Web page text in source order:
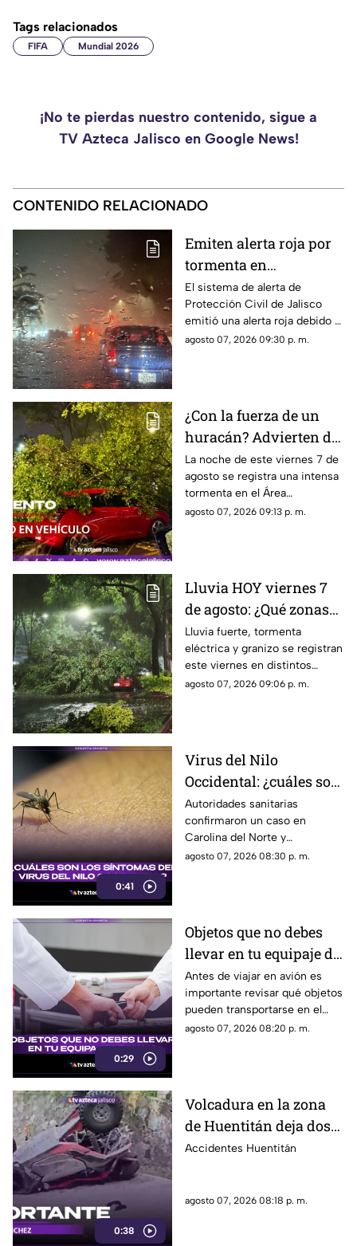
Tags relacionados
FIFA Mundial 2026
¡No te pierdas nuestro contenido, sigue a
TV Azteca Jalisco en Google News!
CONTENIDO RELACIONADO
Emiten alerta roja por
tormenta en
Guadalajara; advierten
de caída de árboles e
inundaciones
El sistema de alerta de
Protección Civil de Jalisco
emitió una alerta roja debido a
la fuerte tormenta que se
agosto 07, 2026 09:30 p. m.
¿Con la fuerza de un
huracán? Advierten de
FUERTES RACHAS DE
VIENTO superiores a
los 60 km/h durante
lluvia en Guadalajara
La noche de este viernes 7 de
agosto se registra una intensa
tormenta en el Área
Metropolitana de Guadalajara,
agosto 07, 2026 09:13 p. m.
Lluvia HOY viernes 7
de agosto: ¿Qué zonas
de Guadalajara están
afectadas?
Lluvia fuerte, tormenta
eléctrica y granizo se registran
este viernes en distintos
puntos de Guadalajara y
agosto 07, 2026 09:06 p. m.
0:41
Virus del Nilo
Occidental: ¿cuáles son
los síntomas tras una
picadura de mosquito?
Autoridades sanitarias
confirmaron un caso en
Carolina del Norte y
detectaron el virus en
agosto 07, 2026 08:30 p. m.
0:29
Objetos que no debes
llevar en tu equipaje de
mano y podrían
quitarte en el
aeropuerto
Antes de viajar en avión es
importante revisar qué objetos
pueden transportarse en el
equipaje de mano, ya que
agosto 07, 2026 08:20 p. m.
0:38
Volcadura en la zona
de Huentitán deja dos
personas heridas
Accidentes Huentitán
agosto 07, 2026 08:18 p. m.